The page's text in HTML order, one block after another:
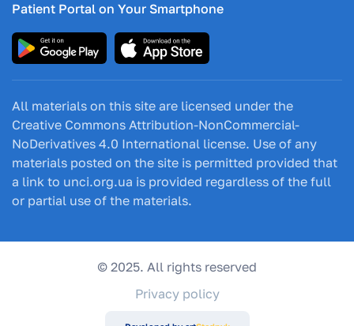
Patient Portal on Your Smartphone
All materials on this site are licensed under the
Creative Commons Attribution-NonCommercial-
NoDerivatives 4.0 International license. Use of any
materials posted on the site is permitted provided that
a link to unci.org.ua is provided regardless of the full
or partial use of the materials.
© 2025. All rights reserved
Privacy policy